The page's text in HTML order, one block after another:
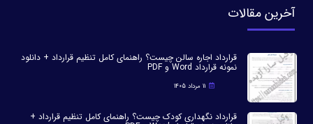
آخرین مقالات
قرارداد اجاره سالن چیست؟ راهنمای کامل تنظیم قرارداد + دانلود
نمونه قرارداد Word و PDF
11 مرداد 1405
قرارداد نگهداری کودک چیست؟ راهنمای کامل تنظیم قرارداد +